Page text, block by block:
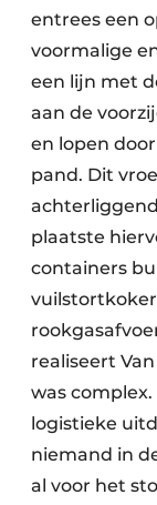
entrees een
voormalige
een lijn met
aan de
en lopen
pand. Dit
plaatste
containers
realiseert
was
logistieke
niemand in
al voor het